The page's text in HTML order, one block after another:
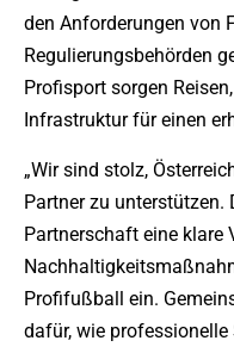
den Anforderungen von
Regulierungsbehörden
Profisport sorgen
Infrastruktur für einen
„Wir sind stolz,
Partner zu unterstützen.
Partnerschaft eine klare
Profifußball ein.
dafür, wie